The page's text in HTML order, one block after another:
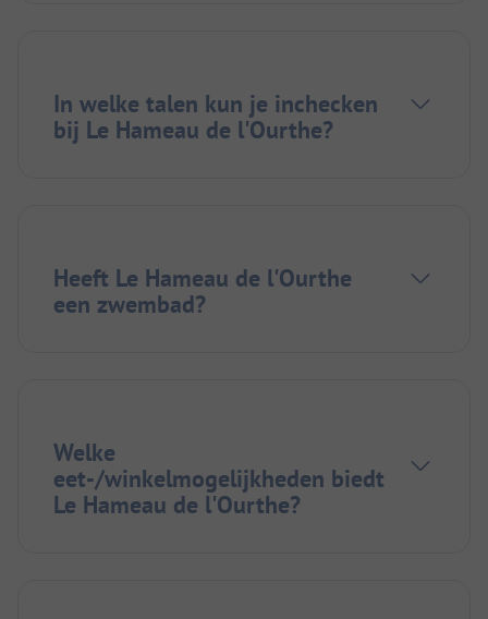
In welke talen kun je inchecken
bij Le Hameau de l'Ourthe?
Heeft Le Hameau de l'Ourthe
een zwembad?
Welke
eet-/winkelmogelijkheden biedt
Le Hameau de l'Ourthe?